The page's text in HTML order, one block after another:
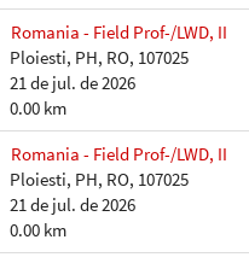
Romania - Field Prof-/LWD, II
Ploiesti, PH, RO, 107025
21 de jul. de 2026
0.00 km
Romania - Field Prof-/LWD, II
Ploiesti, PH, RO, 107025
21 de jul. de 2026
0.00 km